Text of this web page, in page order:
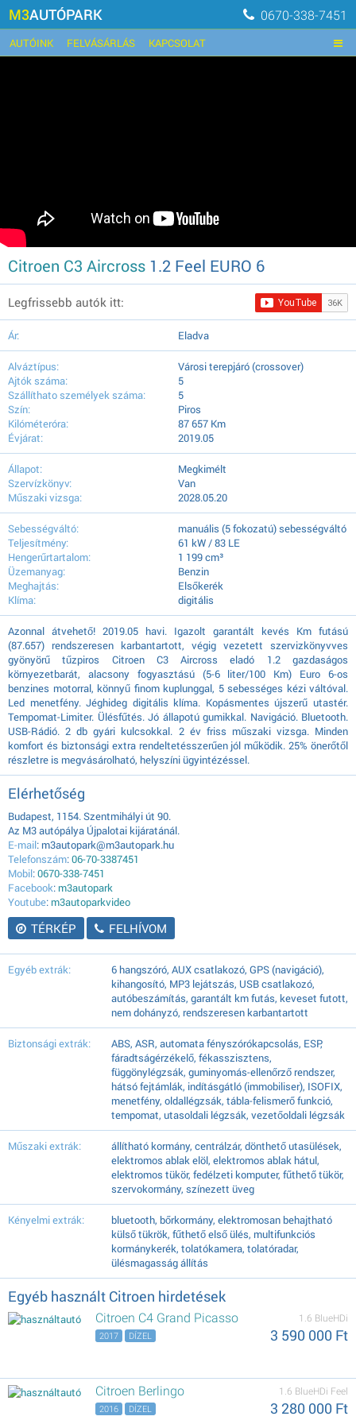
M3AUTÓPARK 0670-338-7451
AUTÓINK FELVÁSÁRLÁS KAPCSOLAT
Citroen C3 Aircross 1.2 Feel EURO 6
Legfrissebb autók itt:
Ár: Eladva
Alváztípus:
Városi terepjáró (crossover)
Ajtók száma:
5
Szállíthato személyek száma:
5
Szín:
Piros
Kilóméteróra:
87 657 Km
Évjárat:
2019.05
Állapot:
Megkimélt
Szervízkönyv:
Van
Műszaki vizsga:
2028.05.20
Sebességváltó:
manuális (5 fokozatú) sebességváltó
Teljesítmény:
61 kW / 83 LE
Hengerűrtartalom:
1 199 cm³
Üzemanyag:
Benzin
Meghajtás:
Elsőkerék
Klíma:
digitális
Azonnal átvehető! 2019.05 havi. Igazolt garantált kevés Km futású
(87.657) rendszeresen karbantartott, végig vezetett szervizkönyvves
gyönyörű tűzpiros Citroen C3 Aircross eladó 1.2 gazdaságos
környezetbarát, alacsony fogyasztású (5-6 liter/100 Km) Euro 6-os
benzines motorral, könnyű finom kuplunggal, 5 sebességes kézi váltóval.
Led menetfény. Jéghideg digitális klíma. Kopásmentes újszerű utastér.
Tempomat-Limiter. Ülésfűtés. Jó állapotú gumikkal. Navigáció. Bluetooth.
USB-Rádió. 2 db gyári kulcsokkal. 2 év friss műszaki vizsga. Minden
komfort és biztonsági extra rendeltetésszerűen jól működik. 25% önerőtől
részletre is megvásárolható, helyszíni ügyintézéssel.
Elérhetőség
Budapest, 1154. Szentmihályi út 90.
Az M3 autópálya Újpalotai kijáratánál.
E-mail: m3autopark@m3autopark.hu
Telefonszám:06-70-3387451
Mobil:0670-338-7451
Facebook: m3autopark
Youtube: m3autoparkvideo
TÉRKÉP FELHÍVOM
Egyéb extrák:
6 hangszóró, AUX csatlakozó, GPS (navigáció),
kihangosító, MP3 lejátszás, USB csatlakozó,
autóbeszámítás, garantált km futás, keveset futott,
nem dohányzó, rendszeresen karbantartott
Biztonsági extrák:
ABS, ASR, automata fényszórókapcsolás, ESP,
fáradtságérzékelő, fékasszisztens,
függönylégzsák, guminyomás-ellenőrző rendszer,
hátsó fejtámlák, indításgátló (immobiliser), ISOFIX,
menetfény, oldallégzsák, tábla-felismerő funkció,
tempomat, utasoldali légzsák, vezetőoldali légzsák
Műszaki extrák:
állítható kormány, centrálzár, dönthető utasülések,
elektromos ablak elöl, elektromos ablak hátul,
elektromos tükör, fedélzeti komputer, fűthető tükör,
szervokormány, színezett üveg
Kényelmi extrák:
bluetooth, bőrkormány, elektromosan behajtható
külső tükrök, fűthető első ülés, multifunkciós
kormánykerék, tolatókamera, tolatóradar,
ülésmagasság állítás
Egyéb használt Citroen hirdetések
Citroen C4 Grand Picasso 1.6 BlueHDi
3 590 000 Ft
2017 DÍZEL
Citroen Berlingo 1.6 BlueHDi Feel
3 280 000 Ft
2016 DÍZEL